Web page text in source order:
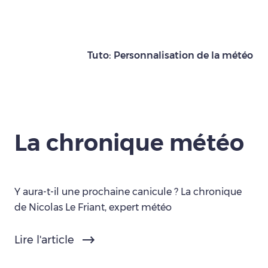
Tuto: Personnalisation de la météo
La chronique météo
Y aura-t-il une prochaine canicule ? La chronique
de Nicolas Le Friant, expert météo
Lire l'article